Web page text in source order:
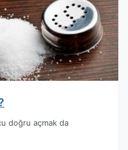
doğru açmak da